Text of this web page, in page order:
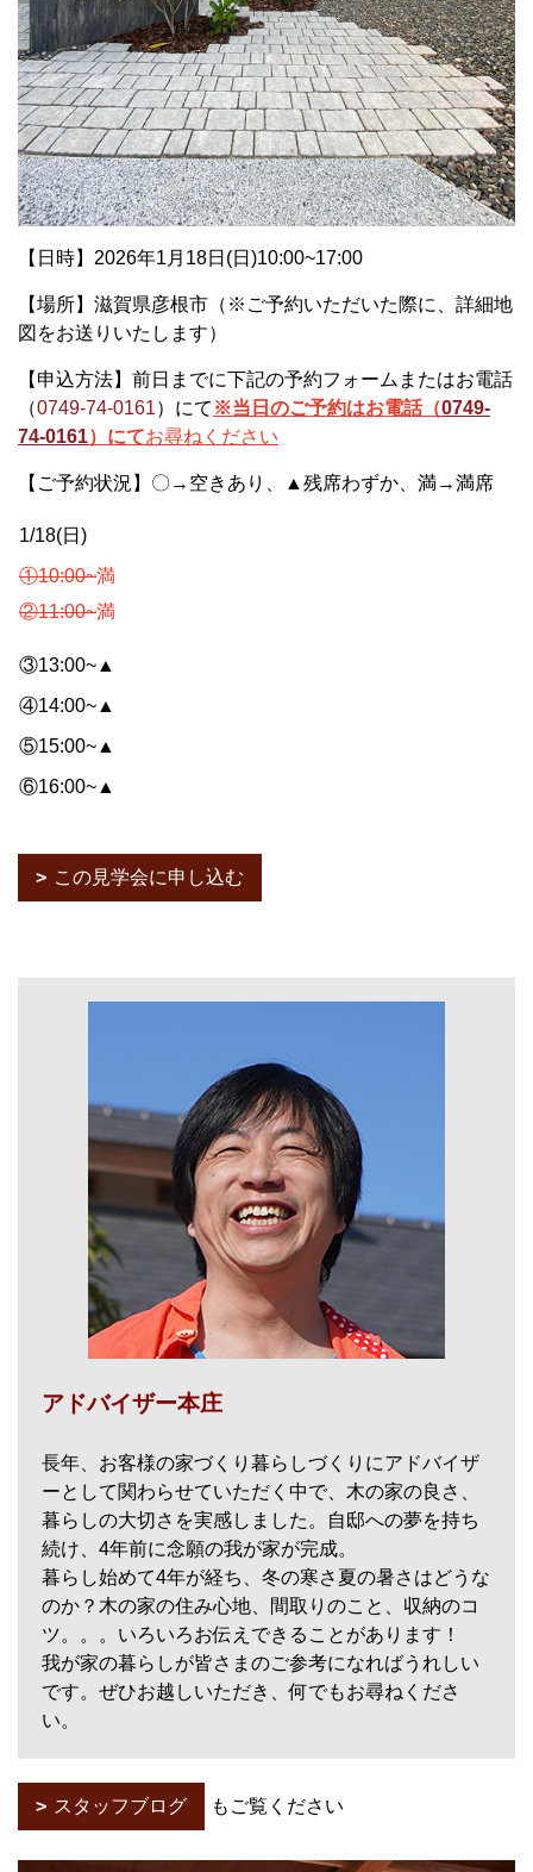
【日時】2026年1月18日(日)10:00~17:00
【場所】滋賀県彦根市（※ご予約いただいた際に、詳細地
図をお送りいたします）
【申込方法】前日までに下記の予約フォームまたはお電話
（0749-74-0161）にて ※当日のご予約はお電話（0749-
74-0161）にてお尋ねください
【ご予約状況】 〇→空きあり、▲残席わずか、満→満席
1/18(日)
①10:00~満
②11:00~満
③13:00~▲
④14:00~▲
⑤15:00~▲
⑥16:00~▲
この見学会に申し込む
アドバイザー本庄
長年、お客様の家づくり暮らしづくりにアドバイザ
ーとして関わらせていただく中で、木の家の良さ、
暮らしの大切さを実感しました。自邸への夢を持ち
続け、4年前に念願の我が家が完成。
暮らし始めて4年が経ち、冬の寒さ夏の暑さはどうな
のか？木の家の住み心地、間取りのこと、収納のコ
ツ。。。いろいろお伝えできることがあります！
我が家の暮らしが皆さまのご参考になればうれしい
です。ぜひお越しいただき、何でもお尋ねくださ
い。
スタッフブログ もご覧ください